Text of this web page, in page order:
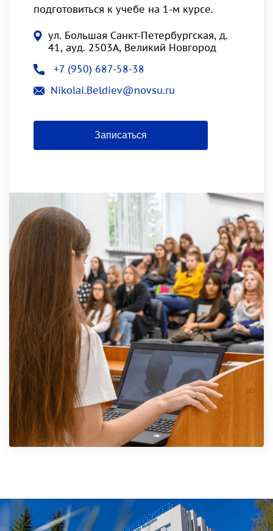
подготовиться к учебе на 1-м курсе.
ул. Большая Санкт-Петербургская, д.
41, ауд. 2503А, Великий Новгород
+7 (950) 687-58-38
Nikolai.Beldiev@novsu.ru
Записаться